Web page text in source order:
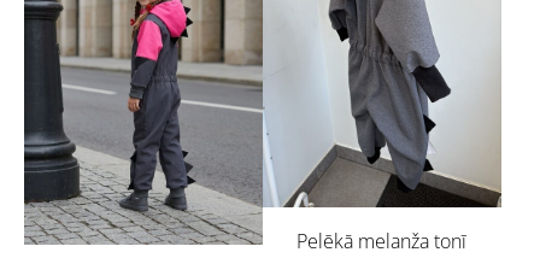
Pelēkā melanža tonī